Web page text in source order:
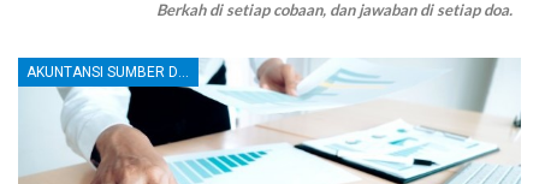
Berkah di setiap cobaan, dan jawaban di setiap doa.